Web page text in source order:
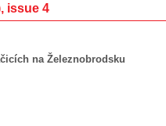
issue 4
na Železnobrodsku